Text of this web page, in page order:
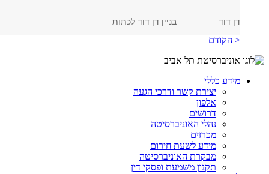
דן דוד בניין דן דוד לכתות
< הקודם
מידע כללי
יצירת קשר ודרכי הגעה
אלפון
דרושים
נהלי האוניברסיטה
מכרזים
מידע לשעת חירום
מבקרת האוניברסיטה
תקנון משמעת ופסקי דין